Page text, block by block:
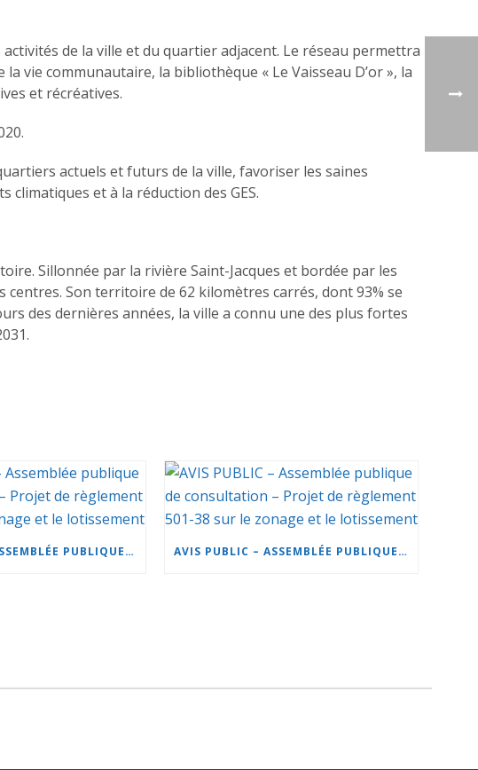
de la ville et du quartier adjacent. Le réseau permettra
vie communautaire, la bibliothèque « Le Vaisseau D’or », la
et récréatives.
actuels et futurs de la ville, favoriser les saines
et à la réduction des GES.
Sillonnée par la rivière Saint-Jacques et bordée par les
Son territoire de 62 kilomètres carrés, dont 93% se
des dernières années, la ville a connu une des plus fortes
AVIS PUBLIC – ASSEMBLÉE PUBLIQUE DE CONSULTATION – PROJET DE RÈGLEMENT 501-37 SUR LE ZONAGE ET LE LOTISSEMENT
AVIS PUBLIC – ASSEMBLÉE PUBLIQUE DE CONSULTATION – PROJET DE RÈGLEMENT 501-38 SUR LE ZONAGE ET LE LOTISSEMENT